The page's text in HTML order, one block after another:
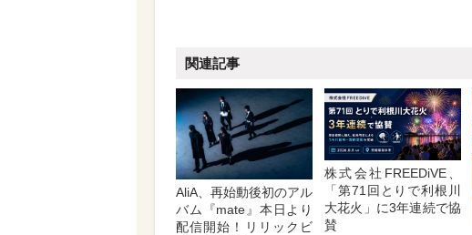
関連記事
AliA、再始動後初のアル
バム『mate』本日より
配信開始！リリックビ
株式会社FREEDiVE、
「第71回とりで利根川
大花火」に3年連続で協
賛